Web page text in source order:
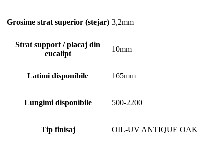
Grosime strat superior (stejar) 3,2mm
Strat support / placaj din
eucalipt
10mm
Latimi disponibile 165mm
Lungimi disponibile 500-2200
Tip finisaj OIL-UV ANTIQUE OAK